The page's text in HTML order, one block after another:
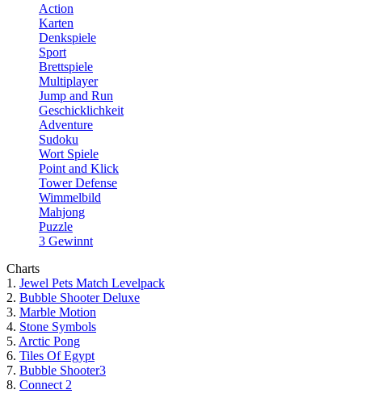
Action
Karten
Denkspiele
Sport
Brettspiele
Multiplayer
Jump and Run
Geschicklichkeit
Adventure
Sudoku
Wort Spiele
Point and Klick
Tower Defense
Wimmelbild
Mahjong
Puzzle
3 Gewinnt
Charts
1. Jewel Pets Match Levelpack
2. Bubble Shooter Deluxe
3. Marble Motion
4. Stone Symbols
5. Arctic Pong
6. Tiles Of Egypt
7. Bubble Shooter3
8. Connect 2